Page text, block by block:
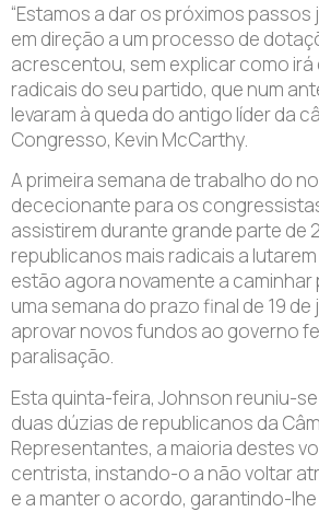
“Estamos a dar os próximos
em direção a um processo de
acrescentou, sem explicar como
radicais do seu partido, que num
levaram à queda do antigo líder da
Congresso, Kevin McCarthy.
A primeira semana de trabalho do
dececionante para os
assistirem durante grande parte de
republicanos mais radicais a
estão agora novamente a caminhar
uma semana do prazo final de 19 de
aprovar novos fundos ao governo
paralisação.
Esta quinta-feira, Johnson reuniu-
duas dúzias de republicanos da
Representantes, a maioria destes
centrista, instando-o a não voltar
e a manter o acordo, garantindo-